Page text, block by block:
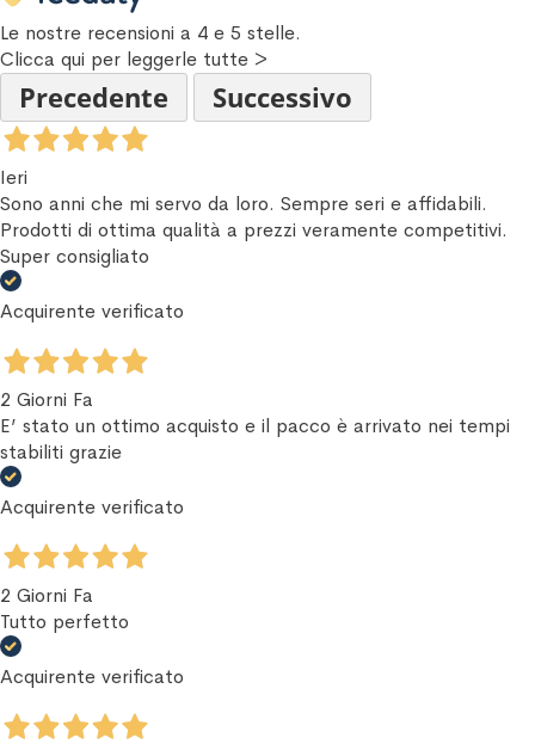
Le nostre recensioni a 4 e 5 stelle.
Clicca qui per leggerle tutte >
Precedente Successivo
Ieri
Sono anni che mi servo da loro. Sempre seri e affidabili.
Prodotti di ottima qualità a prezzi veramente competitivi.
Super consigliato
Acquirente verificato
2 Giorni Fa
E’ stato un ottimo acquisto e il pacco è arrivato nei tempi
stabiliti grazie
Acquirente verificato
2 Giorni Fa
Tutto perfetto
Acquirente verificato